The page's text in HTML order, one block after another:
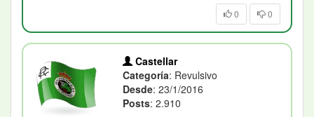
0 0
Castellar
Categoría: Revulsivo
Desde: 23/1/2016
Posts: 2.910